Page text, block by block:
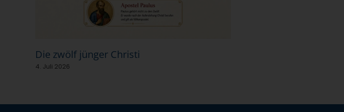
Die zwölf jünger Christi
4. Juli 2026